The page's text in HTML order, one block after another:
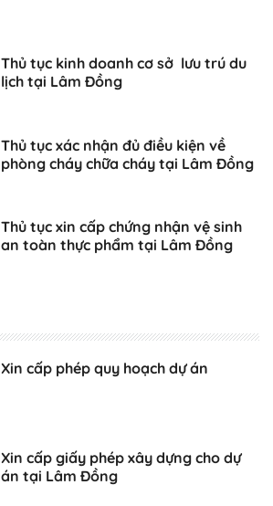
Thủ tục kinh doanh cơ sở lưu trú du
lịch tại Lâm Đồng
Thủ tục xác nhận đủ điều kiện về
phòng cháy chữa cháy tại Lâm Đồng
Thủ tục xin cấp chứng nhận vệ sinh
an toàn thực phẩm tại Lâm Đồng
Xin cấp phép quy hoạch dự án
Xin cấp giấy phép xây dựng cho dự
án tại Lâm Đồng